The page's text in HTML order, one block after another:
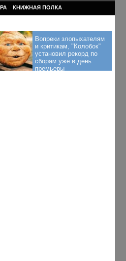
КНИЖНАЯ ПОЛКА
Вопреки злопыхателям
и критикам, "Колобок"
установил рекорд по
сборам уже в день
премьеры